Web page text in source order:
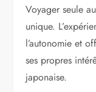
Voyager seule
unique.
l’autonomie et
ses propres
japonaise.